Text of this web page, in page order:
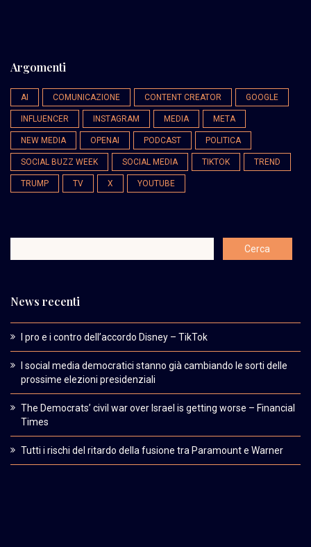
Argomenti
AI COMUNICAZIONE CONTENT CREATOR GOOGLE
INFLUENCER INSTAGRAM MEDIA META
NEW MEDIA OPENAI PODCAST POLITICA
SOCIAL BUZZ WEEK SOCIAL MEDIA TIKTOK TREND
TRUMP TV X YOUTUBE
News recenti
I pro e i contro dell’accordo Disney – TikTok
I social media democratici stanno già cambiando le sorti delle
prossime elezioni presidenziali
The Democrats’ civil war over Israel is getting worse – Financial
Times
Tutti i rischi del ritardo della fusione tra Paramount e Warner